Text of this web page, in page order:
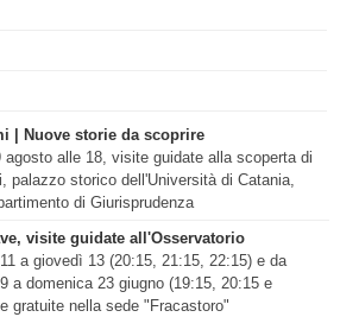
| Nuove storie da scoprire
agosto alle 18, visite guidate alla scoperta di
palazzo storico dell'Università di Catania,
di Giurisprudenza
visite guidate all'Osservatorio
a giovedì 13 (20:15, 21:15, 22:15) e da
a domenica 23 giugno (19:15, 20:15 e
gratuite nella sede "Fracastoro"